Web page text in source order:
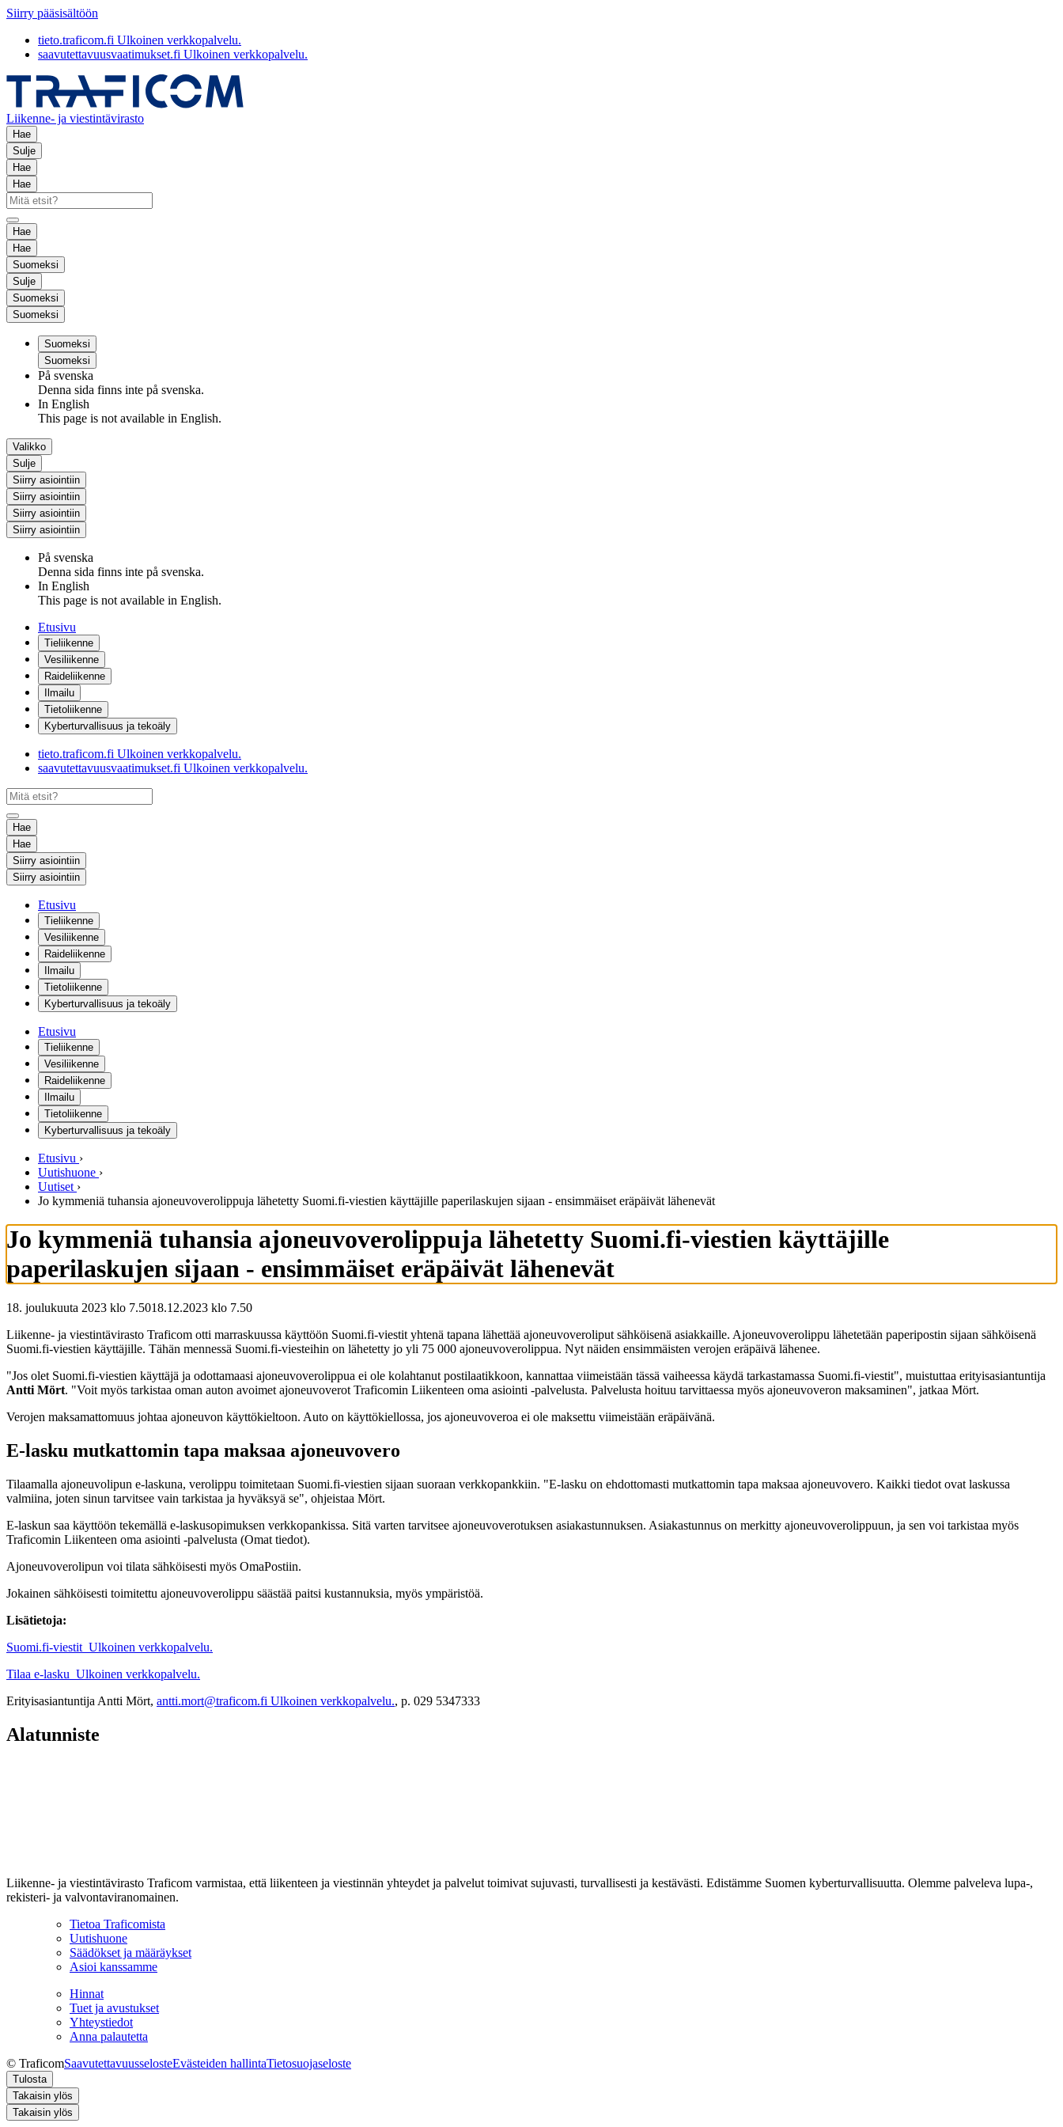
Siirry pääsisältöön
tieto.traficom.fi Ulkoinen verkkopalvelu.
saavutettavuusvaatimukset.fi Ulkoinen verkkopalvelu.
Liikenne- ja viestintävirasto
Hae
Sulje
Hae
Hae
Hae
Hae
Suomeksi
Sulje
Suomeksi
Suomeksi
Suomeksi
Suomeksi
På svenska
Denna sida finns inte på svenska.
In English
This page is not available in English.
Valikko
Sulje
Siirry asiointiin
Siirry asiointiin
Siirry asiointiin
Siirry asiointiin
På svenska
Denna sida finns inte på svenska.
In English
This page is not available in English.
Etusivu
Tieliikenne
Vesiliikenne
Raideliikenne
Ilmailu
Tietoliikenne
Kyberturvallisuus ja tekoäly
tieto.traficom.fi Ulkoinen verkkopalvelu.
saavutettavuusvaatimukset.fi Ulkoinen verkkopalvelu.
Hae
Hae
Siirry asiointiin
Siirry asiointiin
Etusivu
Tieliikenne
Vesiliikenne
Raideliikenne
Ilmailu
Tietoliikenne
Kyberturvallisuus ja tekoäly
Etusivu
Tieliikenne
Vesiliikenne
Raideliikenne
Ilmailu
Tietoliikenne
Kyberturvallisuus ja tekoäly
Etusivu ›
Uutishuone ›
Uutiset ›
Jo kymmeniä tuhansia ajoneuvoverolippuja lähetetty Suomi.fi-viestien käyttäjille paperilaskujen sijaan - ensimmäiset eräpäivät lähenevät
Jo kymmeniä tuhansia ajoneuvoverolippuja lähetetty Suomi.fi-viestien käyttäjille
paperilaskujen sijaan - ensimmäiset eräpäivät lähenevät
18. joulukuuta 2023 klo 7.5018.12.2023 klo 7.50
Liikenne- ja viestintävirasto Traficom otti marraskuussa käyttöön Suomi.fi-viestit yhtenä tapana lähettää ajoneuvoveroliput sähköisenä asiakkaille. Ajoneuvoverolippu lähetetään paperipostin sijaan sähköisenä
Suomi.fi-viestien käyttäjille. Tähän mennessä Suomi.fi-viesteihin on lähetetty jo yli 75 000 ajoneuvoverolippua. Nyt näiden ensimmäisten verojen eräpäivä lähenee.
"Jos olet Suomi.fi-viestien käyttäjä ja odottamaasi ajoneuvoverolippua ei ole kolahtanut postilaatikkoon, kannattaa viimeistään tässä vaiheessa käydä tarkastamassa Suomi.fi-viestit", muistuttaa erityisasiantuntija
Antti Mört. "Voit myös tarkistaa oman auton avoimet ajoneuvoverot Traficomin Liikenteen oma asiointi -palvelusta. Palvelusta hoituu tarvittaessa myös ajoneuvoveron maksaminen", jatkaa Mört.
Verojen maksamattomuus johtaa ajoneuvon käyttökieltoon. Auto on käyttökiellossa, jos ajoneuvoveroa ei ole maksettu viimeistään eräpäivänä.
E-lasku mutkattomin tapa maksaa ajoneuvovero
Tilaamalla ajoneuvolipun e-laskuna, verolippu toimitetaan Suomi.fi-viestien sijaan suoraan verkkopankkiin. "E-lasku on ehdottomasti mutkattomin tapa maksaa ajoneuvovero. Kaikki tiedot ovat laskussa
valmiina, joten sinun tarvitsee vain tarkistaa ja hyväksyä se", ohjeistaa Mört.
E-laskun saa käyttöön tekemällä e-laskusopimuksen verkkopankissa. Sitä varten tarvitsee ajoneuvoverotuksen asiakastunnuksen. Asiakastunnus on merkitty ajoneuvoverolippuun, ja sen voi tarkistaa myös
Traficomin Liikenteen oma asiointi -palvelusta (Omat tiedot).
Ajoneuvoverolipun voi tilata sähköisesti myös OmaPostiin.
Jokainen sähköisesti toimitettu ajoneuvoverolippu säästää paitsi kustannuksia, myös ympäristöä.
Lisätietoja:
Suomi.fi-viestit Ulkoinen verkkopalvelu.
Tilaa e-lasku Ulkoinen verkkopalvelu.
Erityisasiantuntija Antti Mört, antti.mort@traficom.fi Ulkoinen verkkopalvelu., p. 029 5347333
Alatunniste
Liikenne- ja viestintävirasto Traficom varmistaa, että liikenteen ja viestinnän yhteydet ja palvelut toimivat sujuvasti, turvallisesti ja kestävästi. Edistämme Suomen kyberturvallisuutta. Olemme palveleva lupa-,
rekisteri- ja valvontaviranomainen.
Tietoa Traficomista
Uutishuone
Säädökset ja määräykset
Asioi kanssamme
Hinnat
Tuet ja avustukset
Yhteystiedot
Anna palautetta
© TraficomSaavutettavuusselosteEvästeiden hallintaTietosuojaseloste
Tulosta
Takaisin ylös
Takaisin ylös